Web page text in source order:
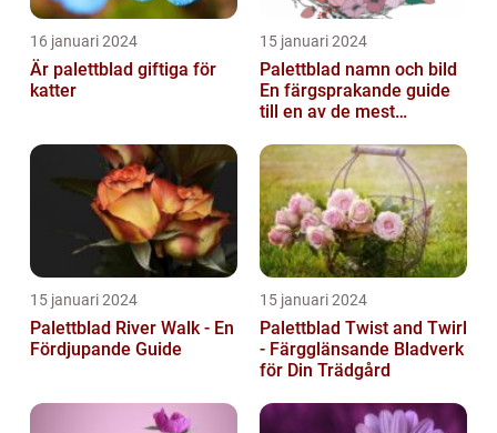
16 januari 2024
Är palettblad giftiga för
katter
15 januari 2024
Palettblad namn och bild
En färgsprakande guide
till en av de mest
inomhusväxterna
15 januari 2024
Palettblad River Walk - En
Fördjupande Guide
15 januari 2024
Palettblad Twist and Twirl
- Färgglänsande Bladverk
för Din Trädgård